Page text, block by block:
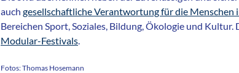
auch gesellschaftliche Verantwortung für die Menschen
Bereichen Sport, Soziales, Bildung, Ökologie und
Modular-Festivals.
Fotos: Thomas Hosemann